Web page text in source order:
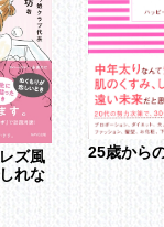
ズ風
れな
25歳から